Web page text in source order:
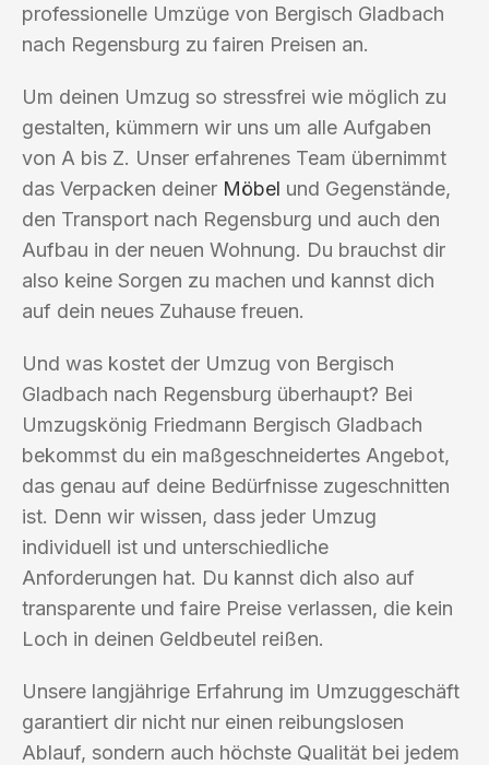
professionelle Umzüge von Bergisch Gladbach
nach Regensburg zu fairen Preisen an.
Um deinen Umzug so stressfrei wie möglich zu
gestalten, kümmern wir uns um alle Aufgaben
von A bis Z. Unser erfahrenes Team übernimmt
das Verpacken deiner Möbel und Gegenstände,
den Transport nach Regensburg und auch den
Aufbau in der neuen Wohnung. Du brauchst dir
also keine Sorgen zu machen und kannst dich
auf dein neues Zuhause freuen.
Und was kostet der Umzug von Bergisch
Gladbach nach Regensburg überhaupt? Bei
Umzugskönig Friedmann Bergisch Gladbach
bekommst du ein maßgeschneidertes Angebot,
das genau auf deine Bedürfnisse zugeschnitten
ist. Denn wir wissen, dass jeder Umzug
individuell ist und unterschiedliche
Anforderungen hat. Du kannst dich also auf
transparente und faire Preise verlassen, die kein
Loch in deinen Geldbeutel reißen.
Unsere langjährige Erfahrung im Umzuggeschäft
garantiert dir nicht nur einen reibungslosen
Ablauf, sondern auch höchste Qualität bei jedem